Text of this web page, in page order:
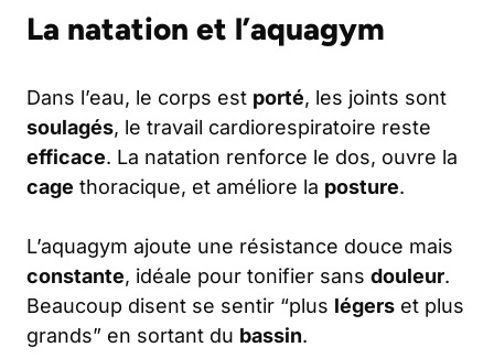
La natation et l’aquagym
Dans l’eau, le corps est porté, les joints sont
soulagés, le travail cardiorespiratoire reste
efficace. La natation renforce le dos, ouvre la
cage thoracique, et améliore la posture.
L’aquagym ajoute une résistance douce mais
constante, idéale pour tonifier sans douleur.
Beaucoup disent se sentir “plus légers et plus
grands” en sortant du bassin.